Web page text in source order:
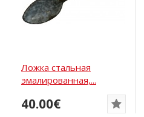
Ложка стальная
эмалированная,...
40.00€